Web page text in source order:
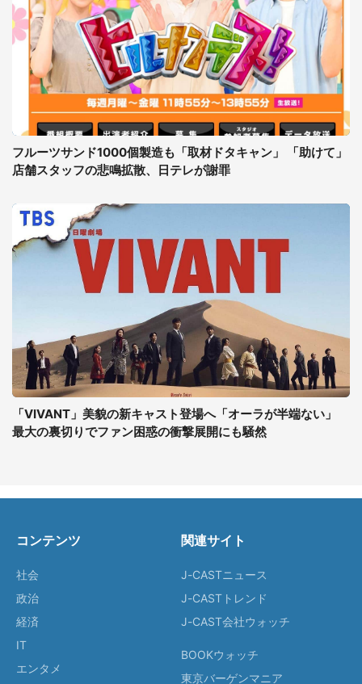
フルーツサンド1000個製造も「取材ドタキャン」 「助けて」
店舗スタッフの悲鳴拡散、日テレが謝罪
「VIVANT」美貌の新キャスト登場へ「オーラが半端ない」
最大の裏切りでファン困惑の衝撃展開にも騒然
コンテンツ
社会
政治
経済
IT
エンタメ
関連サイト
J-CASTニュース
J-CASTトレンド
J-CAST会社ウォッチ
BOOKウォッチ
東京バーゲンマニア